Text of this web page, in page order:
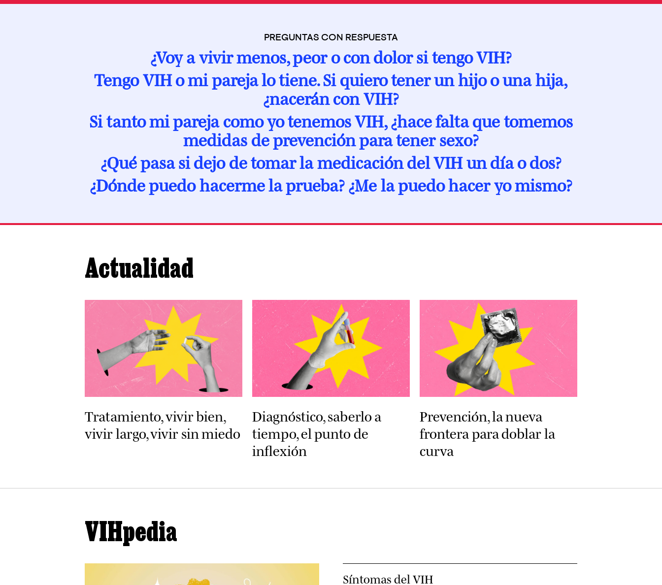
PREGUNTAS CON RESPUESTA
¿Voy a vivir menos, peor o con dolor si tengo VIH?
Tengo VIH o mi pareja lo tiene. Si quiero tener un hijo o una hija,
¿nacerán con VIH?
Si tanto mi pareja como yo tenemos VIH, ¿hace falta que tomemos
medidas de prevención para tener sexo?
¿Qué pasa si dejo de tomar la medicación del VIH un día o dos?
¿Dónde puedo hacerme la prueba? ¿Me la puedo hacer yo mismo?
Actualidad
Tratamiento, vivir bien,
vivir largo, vivir sin miedo
Diagnóstico, saberlo a
tiempo, el punto de
inflexión
Prevención, la nueva
frontera para doblar la
curva
VIHpedia
Síntomas del VIH